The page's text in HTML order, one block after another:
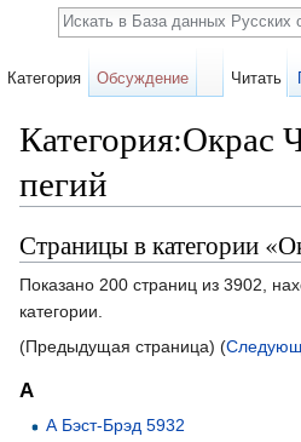
Категория:Окрас
пегий
Страницы в категории
Показано 200 страниц из 3902,
категории.
(Предыдущая страница) (
А
А Бэст-Брэд 5932
Категория Обсуждение Читать
Поиск